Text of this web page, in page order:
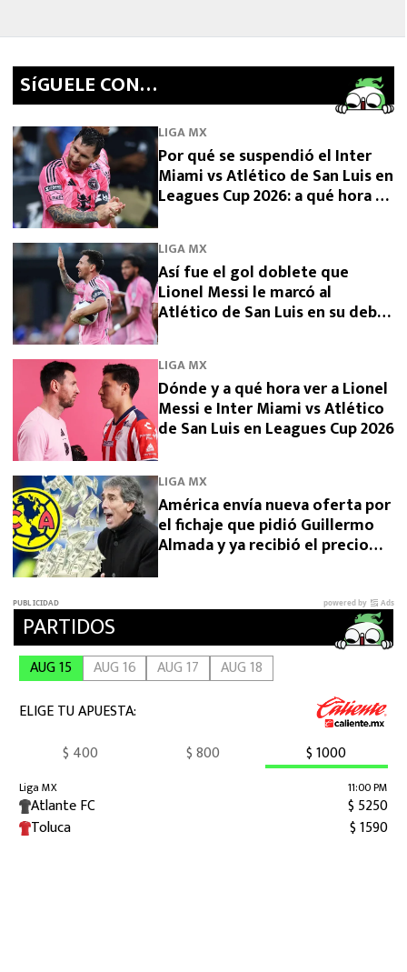
SíGUELE CON…
LIGA MX
Por qué se suspendió el Inter
Miami vs Atlético de San Luis en
Leagues Cup 2026: a qué hora se
LIGA MX
Así fue el gol doblete que
Lionel Messi le marcó al
Atlético de San Luis en su debut
LIGA MX
Dónde y a qué hora ver a Lionel
Messi e Inter Miami vs Atlético
de San Luis en Leagues Cup 2026
LIGA MX
América envía nueva oferta por
el fichaje que pidió Guillermo
Almada y ya recibió el precio